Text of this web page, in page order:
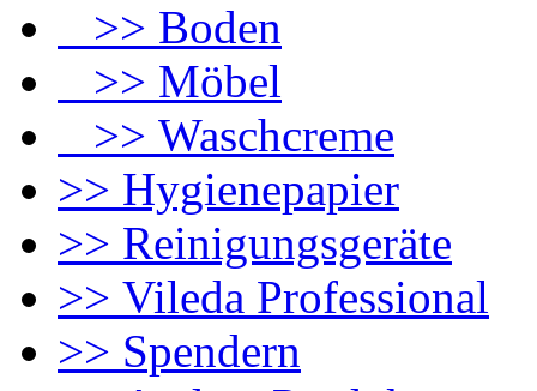
>> Boden
>> Möbel
>> Waschcreme
>> Hygienepapier
>> Reinigungsgeräte
>> Vileda Professional
>> Spendern